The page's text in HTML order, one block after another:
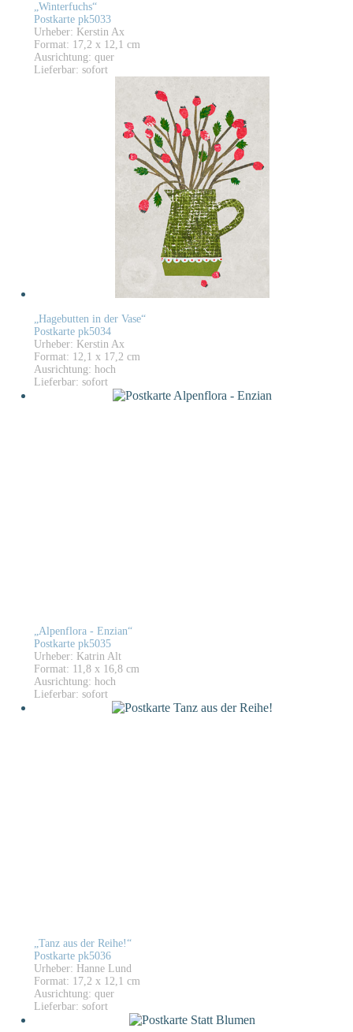
„Winterfuchs“
Postkarte pk5033
Urheber: Kerstin Ax
Format: 17,2 x 12,1 cm
Ausrichtung: quer
Lieferbar: sofort
„Hagebutten in der Vase“
Postkarte pk5034
Urheber: Kerstin Ax
Format: 12,1 x 17,2 cm
Ausrichtung: hoch
Lieferbar: sofort
„Alpenflora - Enzian“
Postkarte pk5035
Urheber: Katrin Alt
Format: 11,8 x 16,8 cm
Ausrichtung: hoch
Lieferbar: sofort
„Tanz aus der Reihe!“
Postkarte pk5036
Urheber: Hanne Lund
Format: 17,2 x 12,1 cm
Ausrichtung: quer
Lieferbar: sofort